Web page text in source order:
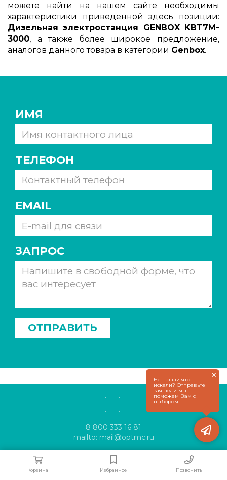
Корзина Избранное Позвонить
можете найти на нашем сайте необходимы
характеристики приведенной здесь позиции:
Дизельная электростанция GENBOX KBT7M-
3000, а также более широкое предложение,
аналогов данного товара в категории Genbox.
ИМЯ
ТЕЛЕФОН
EMAIL
ЗАПРОС
ОТПРАВИТЬ
8 800 333 16 81
mailto: mail@optmc.ru
Не нашли что
искали? Отправьте
заявку и мы
поможем Вам с
выбором!
×